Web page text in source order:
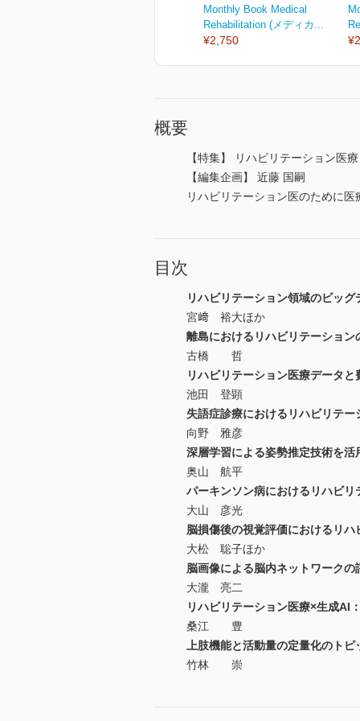
Monthly Book Medical
Rehabilitation (メディカ...
¥2,750
概要
【特集】 リハビリテーション医
【編集企画】 近藤 国嗣
リハビリテーション医のために
目次
リハビリテーション領域のビッ
宮﨑 裕大ほか
離島におけるリハビリテーション
古橋 哲
リハビリテーション医療データと
池田 登顕
失語症診療におけるリハビリテ
向野 雅彦
深層学習による姿勢推定技術を活
奥山 航平
パーキンソン病におけるリハビリ
大山 彦光
脳損傷後の視覚評価におけるリ
大松 聡子ほか
脳画像による脳内ネットワーク
大瀧 亮二
リハビリテーション医療×生成AI
桑江 豊
上肢機能と活動量の定量化のトピ
竹林 崇